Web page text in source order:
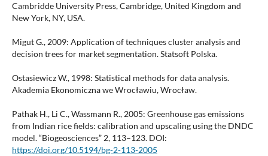
Cambridde University Press, Cambridge, United Kingdom and
New York, NY, USA.
Migut G., 2009: Application of techniques cluster analysis and
decision trees for market segmentation. Statsoft Polska.
Ostasiewicz W., 1998: Statistical methods for data analysis.
Akademia Ekonomiczna we Wrocławiu, Wrocław.
Pathak H., Li C., Wassmann R., 2005: Greenhouse gas emissions
from Indian rice fields: calibration and upscaling using the DNDC
model. “Biogeosciences” 2, 113–123. DOI:
https://doi.org/10.5194/bg-2-113-2005